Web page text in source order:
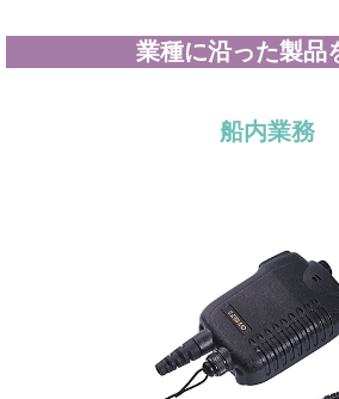
業種に沿った製品
船内業務